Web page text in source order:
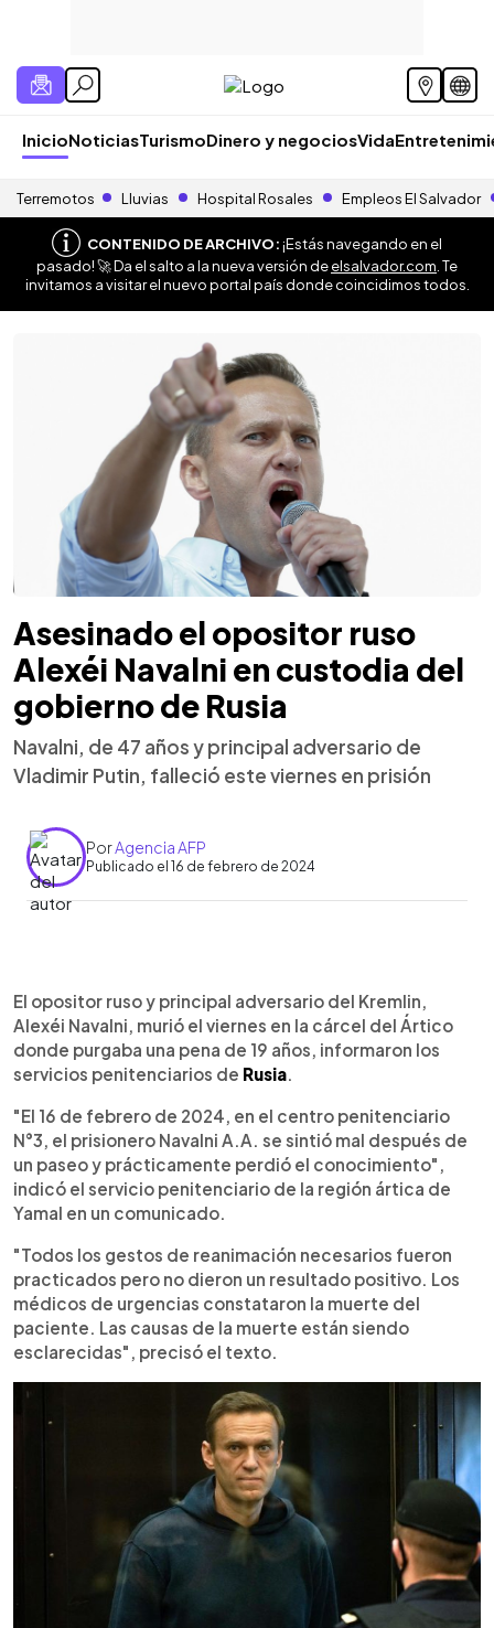
InicioNoticiasTurismoDinero y negociosVida
Terremotos Lluvias Hospital Rosales Empleos El Salvador
CONTENIDO DE ARCHIVO:¡Estás navegando en el
pasado! 🚀 Da el salto a la nueva versión deelsalvador.com . Te
invitamos a visitar el nuevo portal país donde coincidimos todos.
Asesinado el opositor ruso
Alexéi Navalni en custodia del
gobierno de Rusia
Navalni, de 47 años y principal adversario de
Vladimir Putin, falleció este viernes en prisión
PorAgencia AFP
Publicado el 16 de febrero de 2024
► Escuchar artículo
El opositor ruso y principal adversario del Kremlin,
Alexéi Navalni, murió el viernes en la cárcel del Ártico
donde purgaba una pena de 19 años, informaron los
servicios penitenciarios de Rusia.
"El 16 de febrero de 2024, en el centro penitenciario
N°3, el prisionero Navalni A.A. se sintió mal después de
un paseo y prácticamente perdió el conocimiento",
indicó el servicio penitenciario de la región ártica de
Yamal en un comunicado.
"Todos los gestos de reanimación necesarios fueron
practicados pero no dieron un resultado positivo. Los
médicos de urgencias constataron la muerte del
paciente. Las causas de la muerte están siendo
esclarecidas", precisó el texto.